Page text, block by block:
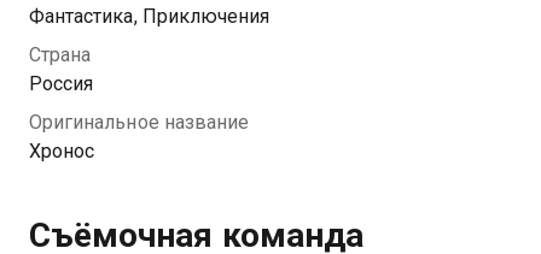
путешествие во времени и завязать неожиданные
знакомства. Невероятные события дадут им
уникальную возможность исправить прошлое и
Фантастика, Приключения
Страна
Россия
Оригинальное название
Хронос
Съёмочная команда